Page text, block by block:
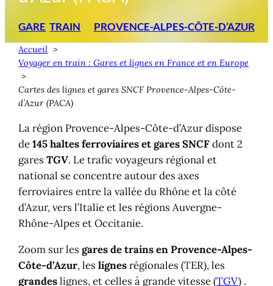
GARE TRAIN PROVENCE-ALPES-CÔTE-D’AZUR
Accueil
Voyager en train : Gares et lignes en France et en Europe
Cartes des lignes et gares SNCF Provence-Alpes-Côte-
d’Azur (PACA)
La région Provence-Alpes-Côte-d’Azur dispose
de145 haltes ferroviaires et gares SNCFdont 2
garesTGV. Le trafic voyageurs régional et
national se concentre autour des axes
ferroviaires entre la vallée du Rhône et la côté
d’Azur, vers l’Italie et les régions Auvergne-
Rhône-Alpes et Occitanie.
Zoom sur lesgares de trains en Provence-Alpes-
Côte-d’Azur, leslignesrégionales (TER), les
grandeslignes, et celles à grande vitesse (TGV) .